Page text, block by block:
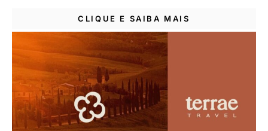
CLIQUE E SAIBA MAIS